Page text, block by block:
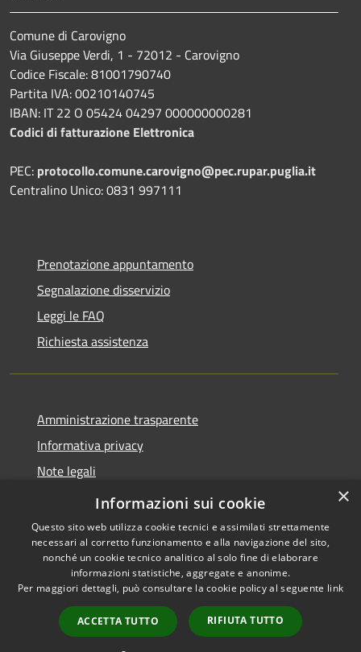
Comune di Carovigno
Via Giuseppe Verdi, 1 - 72012 - Carovigno
Codice Fiscale: 81001790740
Partita IVA: 00210140745
IBAN: IT 22 O 05424 04297 000000000281
Codici di fatturazione Elettronica
PEC: protocollo.comune.carovigno@pec.rupar.puglia.it
Centralino Unico: 0831 997111
Prenotazione appuntamento
Segnalazione disservizio
Leggi le FAQ
Richiesta assistenza
Amministrazione trasparente
Informativa privacy
Note legali
Dichiarazione di accessibilità
Accessibilità
Copyright © 2026 • Comune di
Carovigno • Powered by
Municipium•
Accesso
redazione
×
Informazioni sui cookie
Questo sito web utilizza cookie tecnici e assimilati strettamente
necessari al corretto funzionamento e alla navigazione del sito,
nonché un cookie tecnico analitico al solo fine di elaborare
informazioni statistiche, aggregate e anonime.
Per maggiori dettagli, può consultare la cookie policy al seguente link
ACCETTA TUTTO RIFIUTA TUTTO